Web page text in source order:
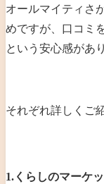
オールマイティさ
めですが、口コミ
という安心感があ
それぞれ詳しくご
1.くらしのマーケ